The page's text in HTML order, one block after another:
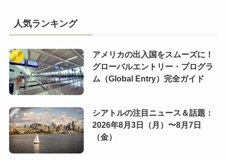
人気ランキング
アメリカの出入国をスムーズに！
グローバルエントリー・プログラ
ム（Global Entry）完全ガイド
シアトルの注目ニュース＆話題：
2026年8月3日（月）〜8月7日
（金）